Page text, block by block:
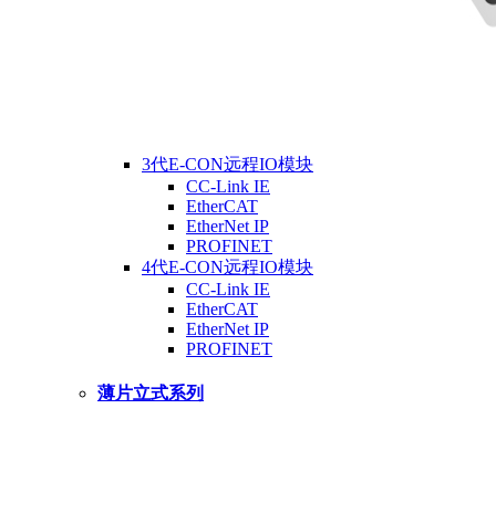
3代E-CON远程IO模块
CC-Link IE
EtherCAT
EtherNet IP
PROFINET
4代E-CON远程IO模块
CC-Link IE
EtherCAT
EtherNet IP
PROFINET
薄片立式系列